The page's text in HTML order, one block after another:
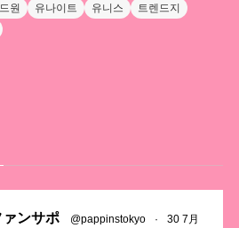
원 유나이트 유니스
트렌드지
ンサポ @pappinstokyo · 30 7月